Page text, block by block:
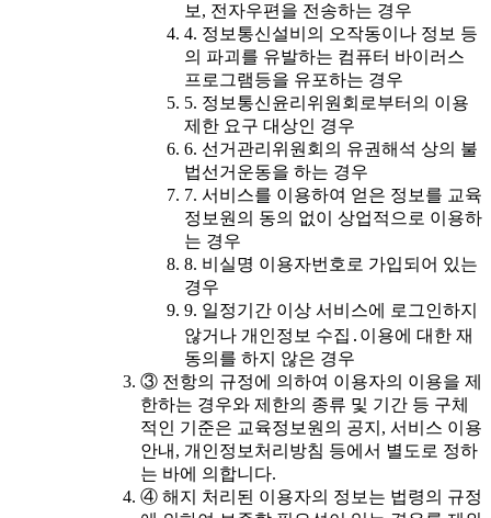
보, 전자우편을 전송하는 경우
4. 정보통신설비의 오작동이나 정보 등
의 파괴를 유발하는 컴퓨터 바이러스
프로그램등을 유포하는 경우
5. 정보통신윤리위원회로부터의 이용
제한 요구 대상인 경우
6. 선거관리위원회의 유권해석 상의 불
법선거운동을 하는 경우
7. 서비스를 이용하여 얻은 정보를 교육
정보원의 동의 없이 상업적으로 이용하
는 경우
8. 비실명 이용자번호로 가입되어 있는
경우
9. 일정기간 이상 서비스에 로그인하지
않거나 개인정보 수집․이용에 대한 재
동의를 하지 않은 경우
③ 전항의 규정에 의하여 이용자의 이용을 제
한하는 경우와 제한의 종류 및 기간 등 구체
적인 기준은 교육정보원의 공지, 서비스 이용
안내, 개인정보처리방침 등에서 별도로 정하
는 바에 의합니다.
④ 해지 처리된 이용자의 정보는 법령의 규정